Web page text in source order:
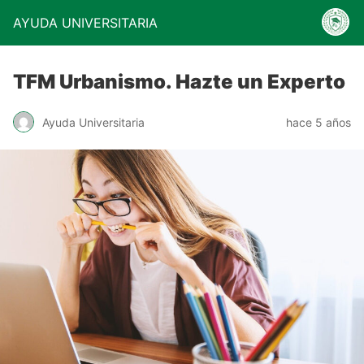
AYUDA UNIVERSITARIA
TFM Urbanismo. Hazte un Experto
Ayuda Universitaria hace 5 años